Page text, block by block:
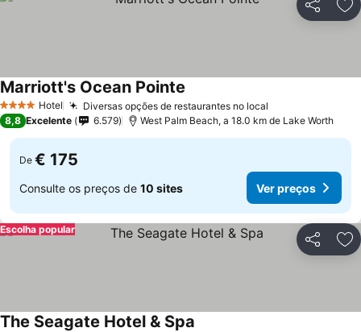
Partilhar
4 EstrelasHotel Diversas opções de restaurantes no local
Marriott's Ocean Pointe
8,8 Excelente 6.579 West Palm Beach, a 18.0 km de Lake Worth
De € 175
Consulte os preços de 10 sites Ver preços
Partilhar
Escolha popular
The Seagate Hotel & Spa